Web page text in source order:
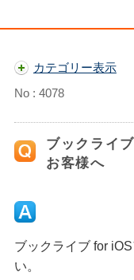
カテゴリー表示
No : 4078
ブックライ
お客様へ
ブックライブ for
い。